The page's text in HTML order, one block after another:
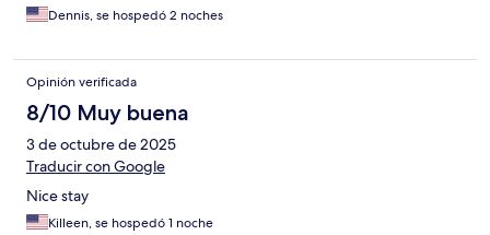
Dennis, se hospedó 2 noches
Opinión verificada
8/10 Muy buena
3 de octubre de 2025
Traducir con Google
Nice stay
Killeen, se hospedó 1 noche